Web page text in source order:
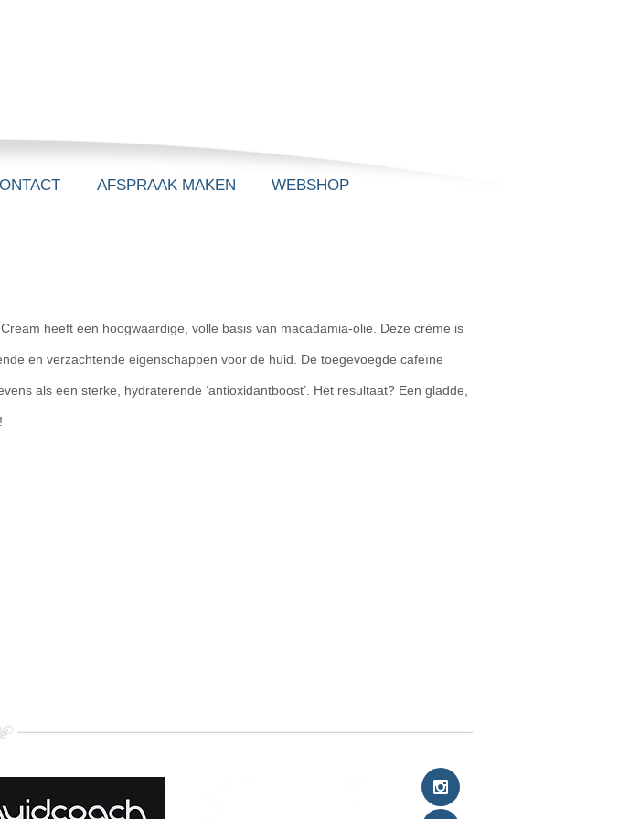
AFSPRAAK MAKEN WEBSHOP
heeft een hoogwaardige, volle basis van macadamia-olie. Deze crème is
en verzachtende eigenschappen voor de huid. De toegevoegde cafeïne
als een sterke, hydraterende ‘antioxidantboost’. Het resultaat? Een gladde,